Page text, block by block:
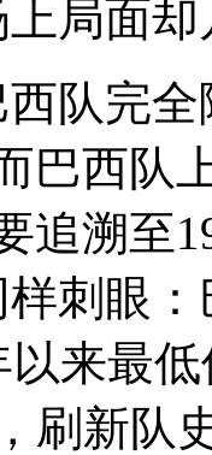
局面
完全
巴西队
追溯至
刺眼
以来最
刷新队